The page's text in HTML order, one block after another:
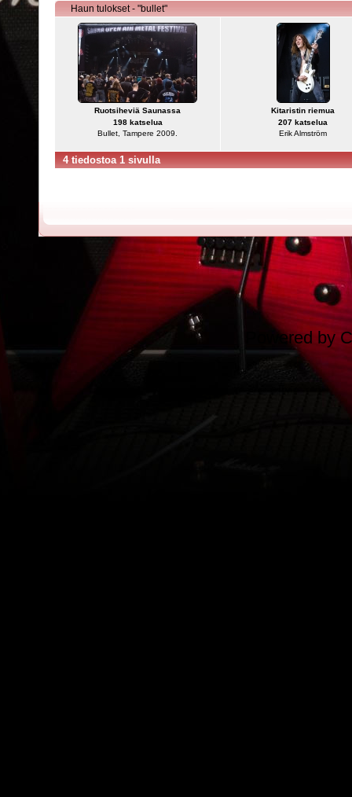
Haun tulokset - "bullet"
Ruotsiheviä Saunassa
198 katselua
Bullet, Tampere 2009.
Kitaristin riemua
207 katselua
Erik Almström
4 tiedostoa 1 sivulla
Powered by